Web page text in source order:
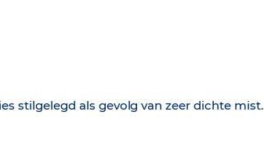
stilgelegd als gevolg van zeer dichte mist.